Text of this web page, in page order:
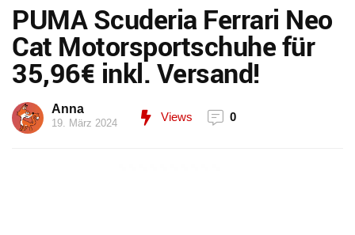
PUMA Scuderia Ferrari Neo
Cat Motorsportschuhe für
35,96€ inkl. Versand!
Anna
19. März 2024 Views 0